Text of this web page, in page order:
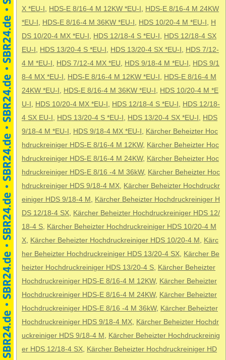
X *EU-I , HDS-E 8/16-4 M 12KW *EU-I , HDS-E 8/16-4 M 24KW
*EU-I , HDS-E 8/16-4 M 36KW *EU-I , HDS 10/20-4 M *EU-I , H
DS 10/20-4 MX *EU-I , HDS 12/18-4 S *EU-I , HDS 12/18-4 SX
EU-I , HDS 13/20-4 S *EU-I , HDS 13/20-4 SX *EU-I , HDS 7/12-
4 M *EU-I , HDS 7/12-4 MX *EU, HDS 9/18-4 M *EU-I , HDS 9/1
8-4 MX *EU-I , HDS-E 8/16-4 M 12KW *EU-I , HDS-E 8/16-4 M
24KW *EU-I , HDS-E 8/16-4 M 36KW *EU-I , HDS 10/20-4 M *E
U-I , HDS 10/20-4 MX *EU-I , HDS 12/18-4 S *EU-I , HDS 12/18-
4 SX EU-I , HDS 13/20-4 S *EU-I , HDS 13/20-4 SX *EU-I , HDS
9/18-4 M *EU-I , HDS 9/18-4 MX *EU-I , Kärcher Beheizter Hoc
hdruckreiniger HDS-E 8/16-4 M 12KW, Kärcher Beheizter Hoc
hdruckreiniger HDS-E 8/16-4 M 24KW, Kärcher Beheizter Hoc
hdruckreiniger HDS-E 8/16 -4 M 36kW, Kärcher Beheizter Hoc
hdruckreiniger HDS 9/18-4 MX, Kärcher Beheizter Hochdruckr
einiger HDS 9/18-4 M , Kärcher Beheizter Hochdruckreiniger H
DS 12/18-4 SX, Kärcher Beheizter Hochdruckreiniger HDS 12/
18-4 S, Kärcher Beheizter Hochdruckreiniger HDS 10/20-4 M
X, Kärcher Beheizter Hochdruckreiniger HDS 10/20-4 M , Kärc
her Beheizter Hochdruckreiniger HDS 13/20-4 SX, Kärcher Be
heizter Hochdruckreiniger HDS 13/20-4 S, Kärcher Beheizter
Hochdruckreiniger HDS-E 8/16-4 M 12KW, Kärcher Beheizter
Hochdruckreiniger HDS-E 8/16-4 M 24KW, Kärcher Beheizter
Hochdruckreiniger HDS-E 8/16 -4 M 36kW, Kärcher Beheizter
Hochdruckreiniger HDS 9/18-4 MX, Kärcher Beheizter Hochdr
uckreiniger HDS 9/18-4 M , Kärcher Beheizter Hochdruckreinig
er HDS 12/18-4 SX, Kärcher Beheizter Hochdruckreiniger HD